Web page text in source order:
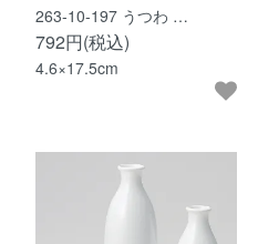
263-10-197 うつわ …
792円(税込)
4.6×17.5cm